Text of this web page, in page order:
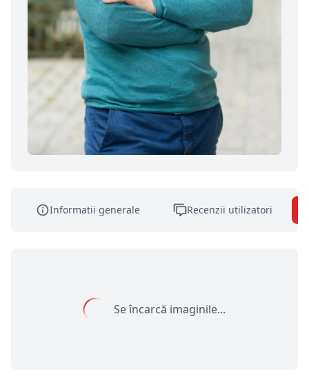
Informatii generale Recenzii utilizatori
Se încarcă imaginile...